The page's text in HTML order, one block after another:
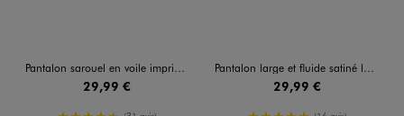
Pantalon sarouel en voile imprimé femme
29,99 €
Pantalon large et fluide satiné look sarouel femme
29,99 €